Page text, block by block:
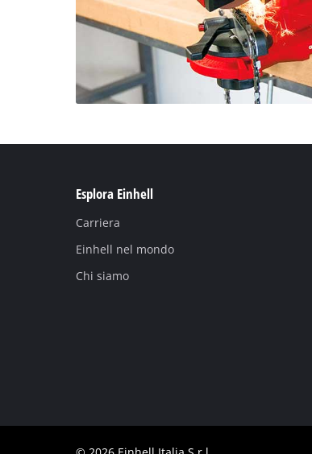
Esplora Einhell
Carriera
Einhell nel mondo
Chi siamo